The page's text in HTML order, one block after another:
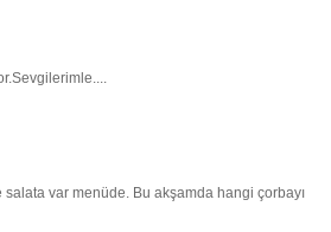
var menüde. Bu akşamda hangi çorbayı